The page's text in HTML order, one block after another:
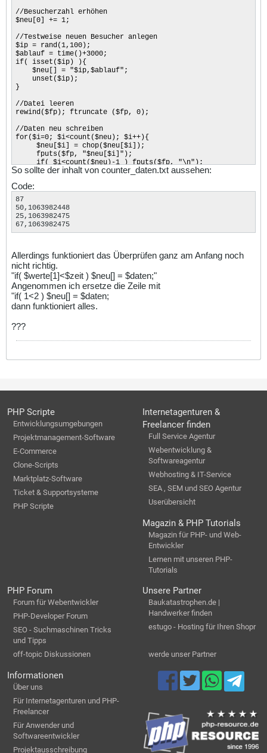
//Besucherzahl erhöhen
$neu[0] += 1;
//Testweise neuen Besucher anlegen
$ip = rand(1,100);
$ablauf = time()+3000;
if( isset($ip) ){
$neu[] = "$ip,$ablauf";
unset($ip);
}
//Datei leeren
rewind($fp); ftruncate ($fp, 0);
//Daten neu schreiben
for($i=0; $i<count($neu); $i++){
$neu[$i] = chop($neu[$i]);
fputs($fp, "$neu[$i]");
if( $i<count($neu)-1 ) fputs($fp, "\n");
echo $neu[$i].'<br><br>';
fclose($fp);
?>
So sollte der inhalt von counter_daten.txt aussehen:
Code:
87
50,1063982448
25,1063982475
67,1063982475
Allerdings funktioniert das Überprüfen ganz am Anfang noch
nicht richtig.
"if( $werte[1]<$zeit ) $neu[] = $daten;"
Angenommen ich ersetze die Zeile mit
"if( 1<2 ) $neu[] = $daten;
dann funktioniert alles.
???
PHP Scripte
Entwicklungsumgebungen
Projektmanagement-Software
E-Commerce
Clone-Scripts
Marktplatz-Software
Ticket & Supportsysteme
PHP Scripte
Internetagenturen &
Freelancer finden
Full Service Agentur
Webentwicklung &
Softwareagentur
Webhosting & IT-Service
SEA , SEM und SEO Agentur
Userübersicht
Magazin & PHP Tutorials
Magazin für PHP- und Web-
Entwickler
Lernen mit unseren PHP-
Tutorials
PHP Forum
Forum für Webentwickler
PHP-Developer Forum
SEO - Suchmaschinen Tricks
und Tipps
off-topic Diskussionen
Unsere Partner
Baukatastrophen.de |
Handwerker finden
estugo - Hosting für Ihren Shopr
werde unser Partner
Informationen
Über uns
Für Internetagenturen und PHP-
Freelancer
Für Anwender und
Softwareentwickler
Projektausschreibung